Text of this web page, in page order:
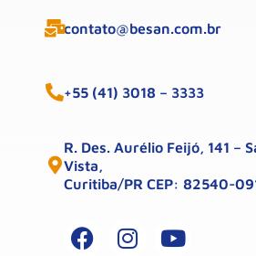
contato@besan.com.br
+55 (41) 3018 – 3333
R. Des. Aurélio Feijó, 141 –
Vista,
Curitiba/PR CEP: 82540-